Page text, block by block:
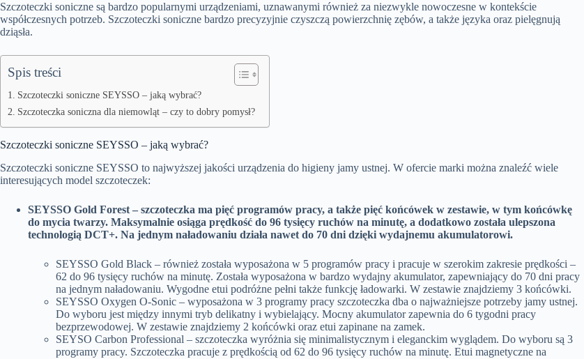
Szczoteczki soniczne są bardzo popularnymi urządzeniami, uznawanymi również za niezwykle nowoczesne w kontekście
współczesnych potrzeb. Szczoteczki soniczne bardzo precyzyjnie czyszczą powierzchnię zębów, a także języka oraz pielęgnują
dziąsła.
Spis treści
Szczoteczki soniczne SEYSSO – jaką wybrać?
Szczoteczka soniczna dla niemowląt – czy to dobry pomysł?
Szczoteczki soniczne SEYSSO – jaką wybrać?
Szczoteczki soniczne SEYSSO to najwyższej jakości urządzenia do higieny jamy ustnej. W ofercie marki można znaleźć wiele
interesujących model szczoteczek:
SEYSSO Gold Forest – szczoteczka ma pięć programów pracy, a także pięć końcówek w zestawie, w tym końcówkę
do mycia twarzy. Maksymalnie osiąga prędkość do 96 tysięcy ruchów na minutę, a dodatkowo została ulepszona
technologią DCT+. Na jednym naładowaniu działa nawet do 70 dni dzięki wydajnemu akumulatorowi.
SEYSSO Gold Black – również została wyposażona w 5 programów pracy i pracuje w szerokim zakresie prędkości –
62 do 96 tysięcy ruchów na minutę. Została wyposażona w bardzo wydajny akumulator, zapewniający do 70 dni pracy
na jednym naładowaniu. Wygodne etui podróżne pełni także funkcję ładowarki. W zestawie znajdziemy 3 końcówki.
SEYSSO Oxygen O-Sonic – wyposażona w 3 programy pracy szczoteczka dba o najważniejsze potrzeby jamy ustnej.
Do wyboru jest między innymi tryb delikatny i wybielający. Mocny akumulator zapewnia do 6 tygodni pracy
bezprzewodowej. W zestawie znajdziemy 2 końcówki oraz etui zapinane na zamek.
SEYSO Carbon Professional – szczoteczka wyróżnia się minimalistycznym i eleganckim wyglądem. Do wyboru są 3
programy pracy. Szczoteczka pracuje z prędkością od 62 do 96 tysięcy ruchów na minutę. Etui magnetyczne na